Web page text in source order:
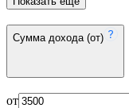
Сумма дохода (от)
от